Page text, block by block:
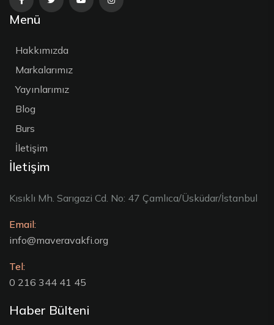
Menü
Hakkımızda
Markalarımız
Yayınlarımız
Blog
Burs
İletişim
İletişim
Kısıklı Mh. Sarıgazi Cd. No: 47 Çamlıca/Üsküdar/İstanbul
Email:
info@maveravakfi.org
Tel:
0 216 344 41 45
Haber Bülteni